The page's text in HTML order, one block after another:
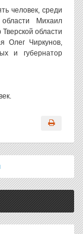
человек, среди
Михаил
области
Олег Чиркунов,
и губернатор